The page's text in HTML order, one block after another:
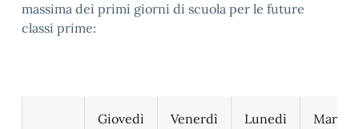
massima dei primi giorni di scuola per le future
classi prime:
Giovedì
Venerdì
Lunedì